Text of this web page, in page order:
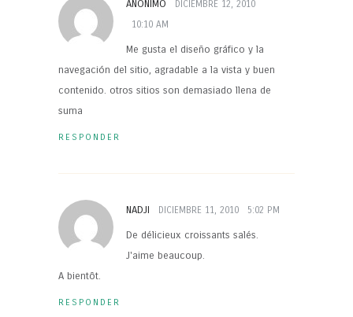
ANÓNIMO
DICIEMBRE 12, 2010
10:10 AM
Me gusta el diseño gráfico y la
navegación del sitio, agradable a la vista y buen
contenido. otros sitios son demasiado llena de
suma
RESPONDER
NADJI DICIEMBRE 11, 2010 5:02 PM
De délicieux croissants salés.
J'aime beaucoup.
A bientôt.
RESPONDER